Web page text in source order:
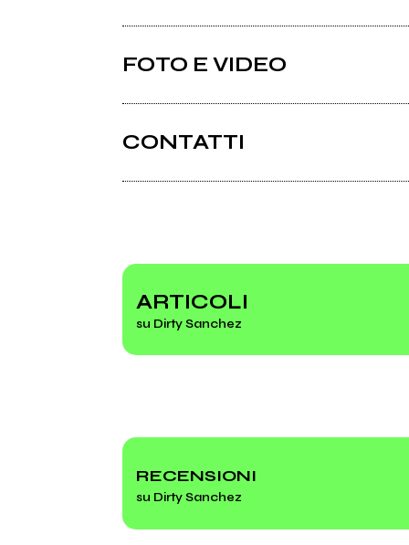
FOTO E VIDEO
CONTATTI
ARTICOLI
su Dirty Sanchez
RECENSIONI
su Dirty Sanchez